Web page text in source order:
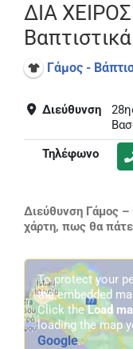
ΔΙΑ
Βαπτιστικά
Γάμος -
Διεύθυνση
Τηλέφωνο
Διεύθυνση Γάμος
χάρτη, πως θα
To protect your
the embedded
Click theLoad
loading the map
Google.